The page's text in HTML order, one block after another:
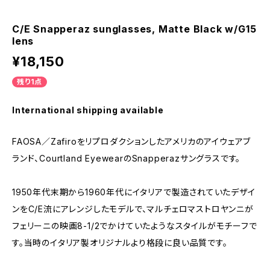
C/E Snapperaz sunglasses, Matte Black w/G15
lens
¥18,150
残り1点
International shipping available
FAOSA／Zafiroをリプロダクションしたアメリカのアイウェアブ
ランド、Courtland EyewearのSnapperazサングラスです。
1950年代末期から1960年代にイタリアで製造されていたデザイ
ンをC/E流にアレンジしたモデルで、マルチェロマストロヤンニが
フェリーニの映画8-1/2でかけていたようなスタイルがモチーフで
す。当時のイタリア製オリジナルより格段に良い品質です。